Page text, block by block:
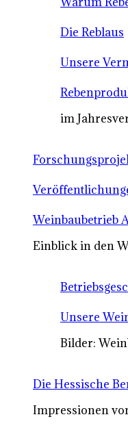
Die Reblaus
Unsere
im
Weinbaubetrieb
Einblick in den
Unsere
Bilder:
Die Hessische
Impressionen